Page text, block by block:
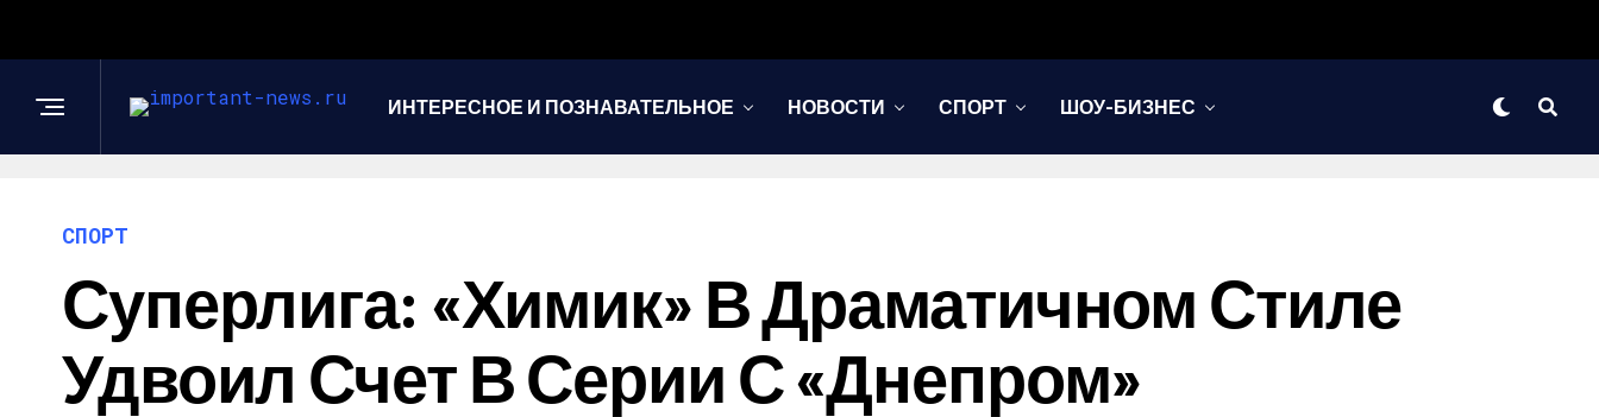
ИНТЕРЕСНОЕ И ПОЗНАВАТЕЛЬНОЕ НОВОСТИ СПОРТ ШОУ-БИЗНЕС
СПОРТ
Суперлига: «Химик» В Драматичном Стиле
Удвоил Счет В Серии С «Днепром»